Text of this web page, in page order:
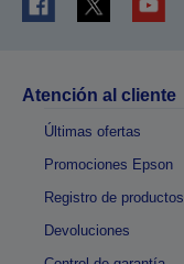
Atención al cliente
Últimas ofertas
Promociones Epson
Registro de productos
Devoluciones